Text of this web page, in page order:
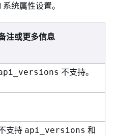
统属性设置。
注或更多信息
不支持。
支持 api_versions 和